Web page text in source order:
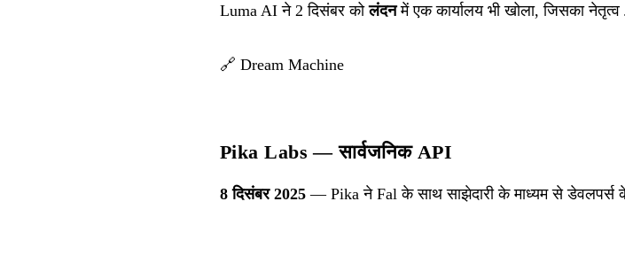
Luma AI ने 2 दिसंबर कोलंदनमें एक कार्यालय भी खोला, जिसका
🔗 Dream Machine
Pika Labs — सार्वजनिक API
8 दिसंबर 2025 — Pika ने Fal के साथ साझेदारी के माध्यम से डेवलपर्स